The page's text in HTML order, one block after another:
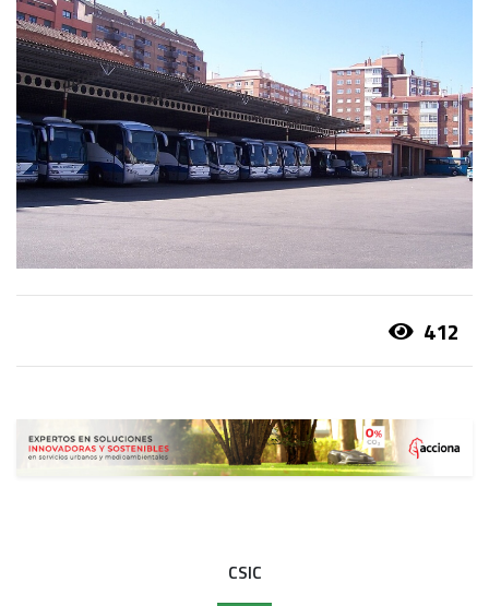
412
CSIC